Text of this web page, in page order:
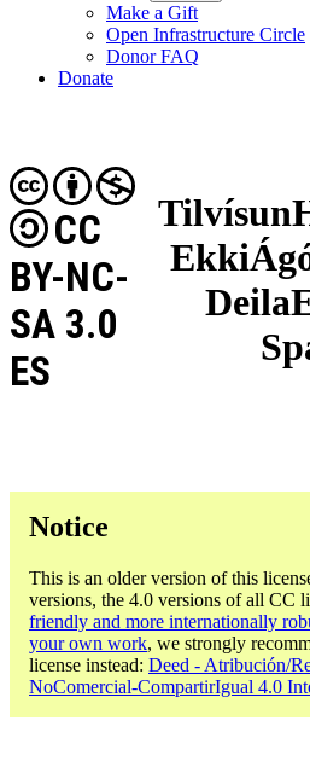
Make a Gift
Open Infrastructure Circle
Donor FAQ
Donate
CC
BY-NC-
SA 3.0
ES
Notice
This is an older version of this
versions, the 4.0 versions of all CC
friendly and more internationally
your own work, we strongly
license instead: Deed - Atribución/
NoComercial-CompartirIgual 4.0